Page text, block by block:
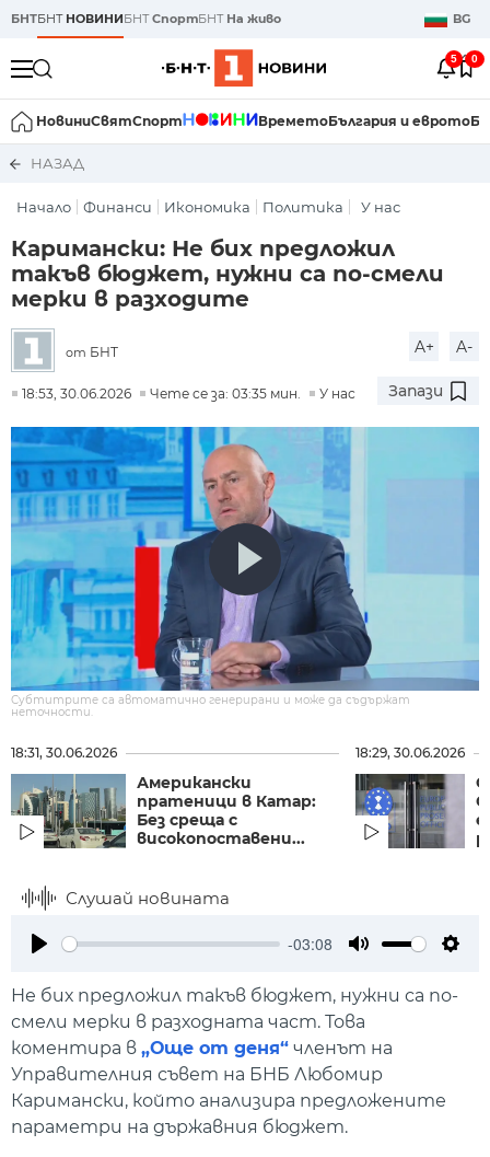
БНТБНТ НОВИНИБНТСпортБНТ На живо BG
5 0
НовиниСвятСпорт ВреметоБългария и еврото
НАЗАД
Начало Финанси Икономика Политика У нас
Каримански: Не бих предложил
такъв бюджет, нужни са по-смели
мерки в разходите
от БНТ A+ A-
18:53, 30.06.2026 Чете се за: 03:35 мин. У нас Запази
Субтитрите са автоматично генерирани и може да съдържат
неточности.
18:31, 30.06.2026
Американски
пратеници в Катар:
Без среща с
високопоставени...
18:29, 30.06.2026
Слушай новината
-03:08
Не бих предложил такъв бюджет, нужни са по-
смели мерки в разходната част. Това
коментира в „Още от деня“ членът на
Управителния съвет на БНБ Любомир
Каримански, който анализира предложените
параметри на държавния бюджет.